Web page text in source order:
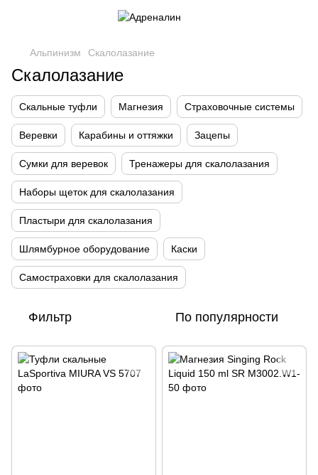
Альпинизм Скалолазание
Скалолазание
Скальные туфли Магнезия Страховочные системы
Веревки Карабины и оттяжки Зацепы
Сумки для веревок Тренажеры для скалолазания
Наборы щеток для скалолазания
Пластыри для скалолазания
Шлямбурное оборудование Каски
Самостраховки для скалолазания
Фильтр По популярности